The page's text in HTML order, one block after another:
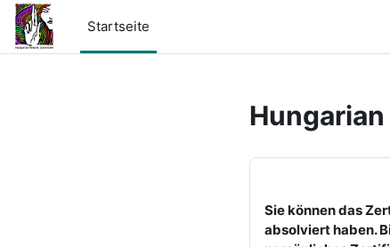
Zum Hauptinhalt
Startseite
Sie können das
absolviert haben.